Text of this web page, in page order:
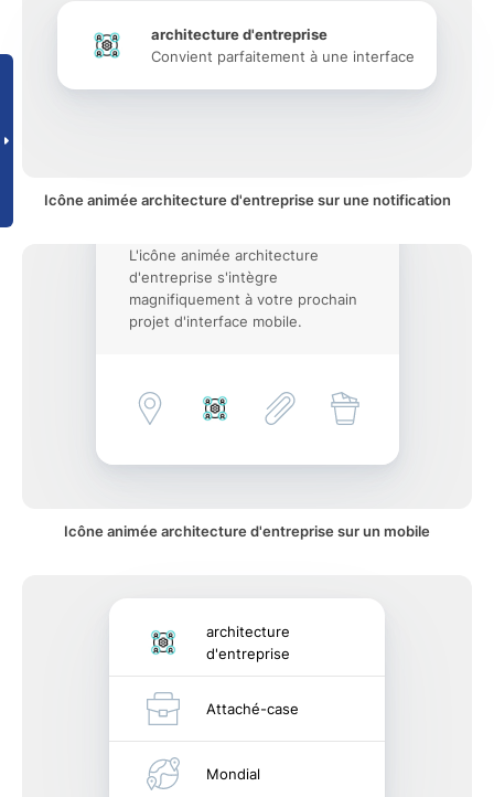
architecture d'entreprise
Convient parfaitement à une interface
Icône animée architecture d'entreprise sur une notification
L'icône animée architecture
d'entreprise s'intègre
magnifiquement à votre prochain
projet d'interface mobile.
Icône animée architecture d'entreprise sur un mobile
architecture
d'entreprise
Attaché-case
Mondial